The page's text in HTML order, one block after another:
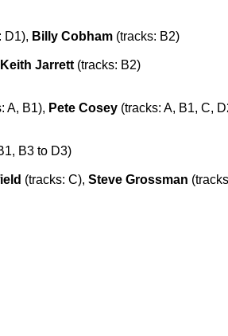
D1), Billy Cobham (tracks: B2)
Keith Jarrett (tracks: B2)
A, B1), Pete Cosey (tracks: A, B1, C,
B3 to D3)
(tracks: C),Steve Grossman